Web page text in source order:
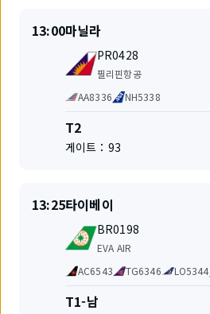
출
발
13:00출
발
마닐라
편
명
PR0428
항
사
필리핀항공
공
동
운
항
편
AA8336 NH5338
터
미
T2
게이트： 93
출
발
13:25출
발
지
타이베이
편
명
BR0198
항
사
EVA AIR
공
동
운
AC6543 TG6346 LO5344
터
T1-남